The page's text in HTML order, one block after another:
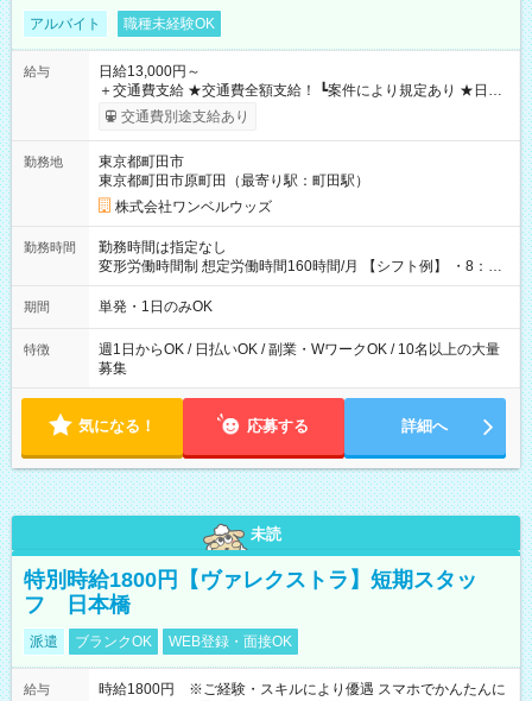
アルバイト 職種未経験OK
給与
日給13,000円～
＋交通費支給 ★交通費全額支給！ ┗案件により規定あり ★日払
いOK！（規定あり） ┗働いたその日に現金GET♪ お仕事後はコ
ンビニATMから 日払い分を引き落とせます！ 【試用期間】試
交通費別途支給あり
勤務地
東京都町田市
東京都町田市原町田（最寄り駅：町田駅）
株式会社ワンベルウッズ
勤務時間
勤務時間は指定なし
変形労働時間制 想定労働時間160時間/月 【シフト例】 ・8：00
～21：00
期間 単発・1日のみOK
特徴
週1日からOK / 日払いOK / 副業・WワークOK / 10名以上の大量
募集
気になる！ 応募する 詳細へ
未読
特別時給1800円【ヴァレクストラ】短期スタッ
フ 日本橋
派遣 ブランクOK WEB登録・面接OK
給与
時給1800円 ※ご経験・スキルにより優遇 スマホでかんたんに